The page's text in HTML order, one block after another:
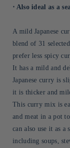
⋅ Also ideal as a
A mild Japanese
blend of 31
prefer less spicy
It has a mild and
Japanese curry is
it is thicker and
This curry mix is
and meat in a pot
can also use it as a
including soups,